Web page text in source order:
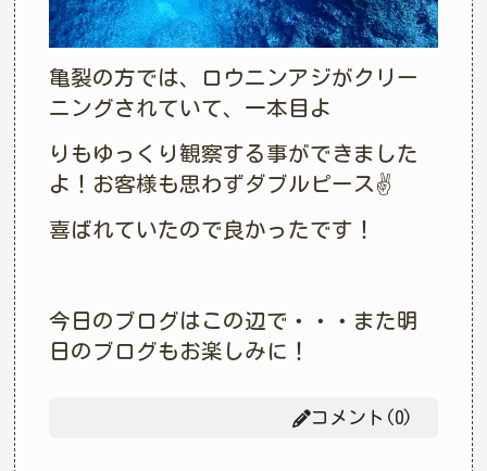
亀裂の方では、ロウニンアジがクリー
ニングされていて、一本目よ
りもゆっくり観察する事ができました
よ！お客様も思わずダブルピース✌️
喜ばれていたので良かったです！
今日のブログはこの辺で・・・また明
日のブログもお楽しみに！
コメント(0)